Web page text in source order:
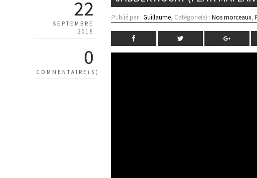
22
SEPTEMBRE
2015
0
COMMENTAIRE(S)
Publié par :Guillaume, Catégorie(s) :Nos morceaux,